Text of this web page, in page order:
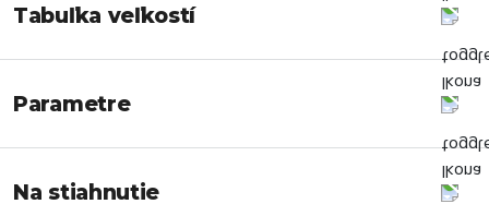
Tabuľka veľkostí
Parametre
Na stiahnutie